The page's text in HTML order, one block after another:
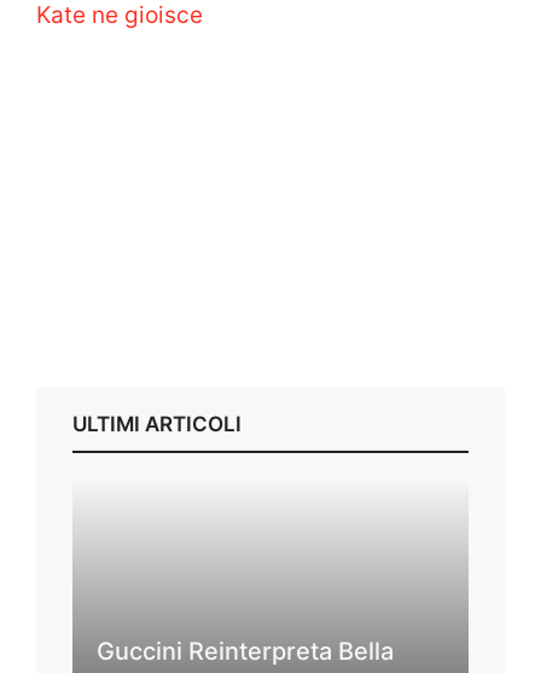
Kate ne gioisce
ULTIMI ARTICOLI
Guccini Reinterpreta Bella